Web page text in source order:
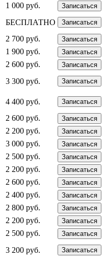
1 000 руб. Записаться
БЕСПЛАТНО Записаться
2 700 руб. Записаться
1 900 руб. Записаться
2 600 руб. Записаться
3 300 руб. Записаться
4 400 руб. Записаться
2 600 руб. Записаться
2 200 руб. Записаться
3 000 руб. Записаться
2 500 руб. Записаться
2 200 руб. Записаться
2 600 руб. Записаться
2 400 руб. Записаться
2 800 руб. Записаться
2 200 руб. Записаться
2 500 руб. Записаться
3 200 руб. Записаться